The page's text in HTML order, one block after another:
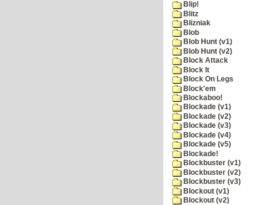
Blip!
Blitz
Blizniak
Blob
Blob Hunt (v1)
Blob Hunt (v2)
Block Attack
Block It
Block On Legs
Block'em
Blockaboo!
Blockade (v1)
Blockade (v2)
Blockade (v3)
Blockade (v4)
Blockade (v5)
Blockade!
Blockbuster (v1)
Blockbuster (v2)
Blockbuster (v3)
Blockout (v1)
Blockout (v2)